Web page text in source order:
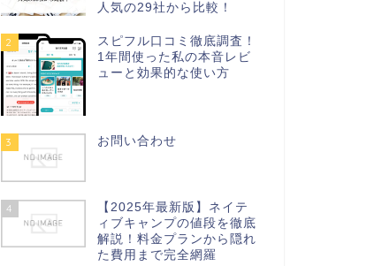
人気の29社から比較！
2
スピフル口コミ徹底調査！
1年間使った私の本音レビ
ューと効果的な使い方
3 お問い合わせ
4
【2025年最新版】ネイテ
ィブキャンプの値段を徹底
解説！料金プランから隠れ
た費用まで完全網羅